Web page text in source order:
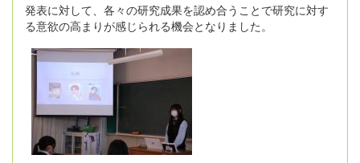
発表に対して、各々の研究成果を認め合うことで研究に対す
る意欲の高まりが感じられる機会となりました。